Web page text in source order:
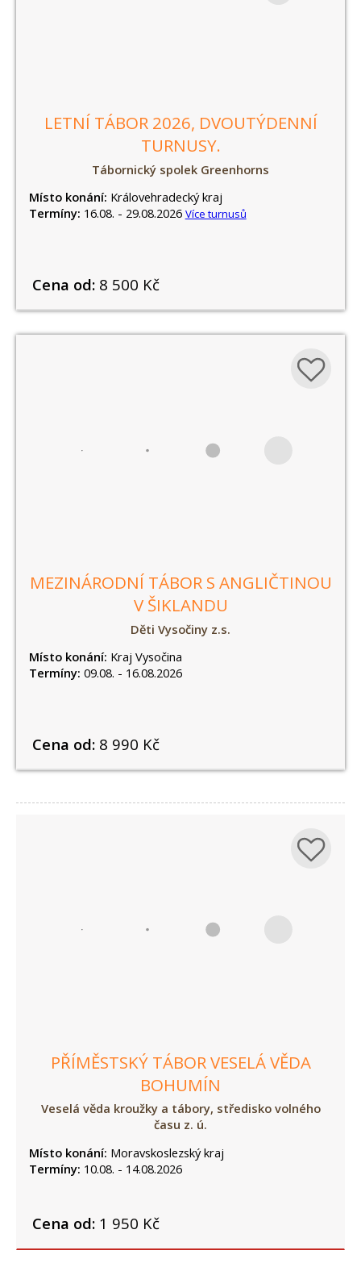
LETNÍ TÁBOR 2026, DVOUTÝDENNÍ
TURNUSY.
Tábornický spolek Greenhorns
Místo konání: Královehradecký kraj
Termíny: 16.08. - 29.08.2026 Více turnusů
Cena od:8 500 Kč
MEZINÁRODNÍ TÁBOR S ANGLIČTINOU
V ŠIKLANDU
Děti Vysočiny z.s.
Místo konání: Kraj Vysočina
Termíny: 09.08. - 16.08.2026
Cena od:8 990 Kč
PŘÍMĚSTSKÝ TÁBOR VESELÁ VĚDA
BOHUMÍN
Veselá věda kroužky a tábory, středisko volného
času z. ú.
Místo konání: Moravskoslezský kraj
Termíny: 10.08. - 14.08.2026
Cena od:1 950 Kč